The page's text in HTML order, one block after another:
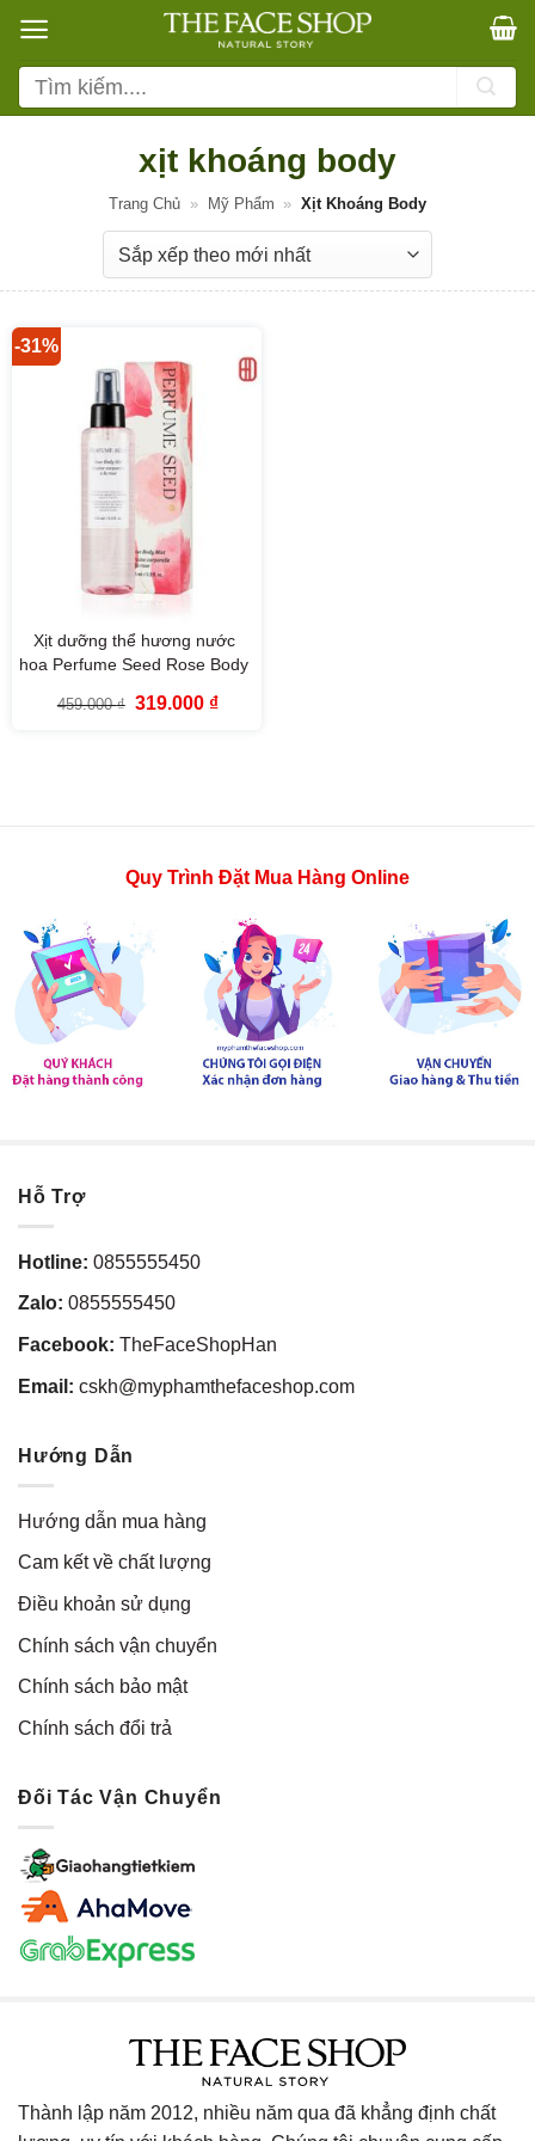
qua
nội
dung
Tìm
kiếm:
xịt khoáng body
Trang Chủ » Mỹ Phẩm » Xịt Khoáng Body
-31%
Xịt dưỡng thể hương nước
hoa Perfume Seed Rose Body
459.000₫ Giá
319.000 ₫Giá
Quy Trình Đặt Mua Hàng Online
Hỗ Trợ
Hotline: 0855555450
Zalo: 0855555450
Facebook: TheFaceShopHan
Email: cskh@myphamthefaceshop.com
Hướng Dẫn
Hướng dẫn mua hàng
Cam kết về chất lượng
Điều khoản sử dụng
Chính sách vận chuyển
Chính sách bảo mật
Chính sách đổi trả
Đối Tác Vận Chuyển
Thành lập năm 2012, nhiều năm qua đã khẳng định chất